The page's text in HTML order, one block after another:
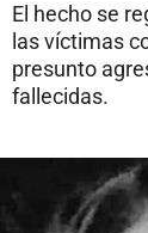
El hecho se
las víctimas
presunto
fallecidas.